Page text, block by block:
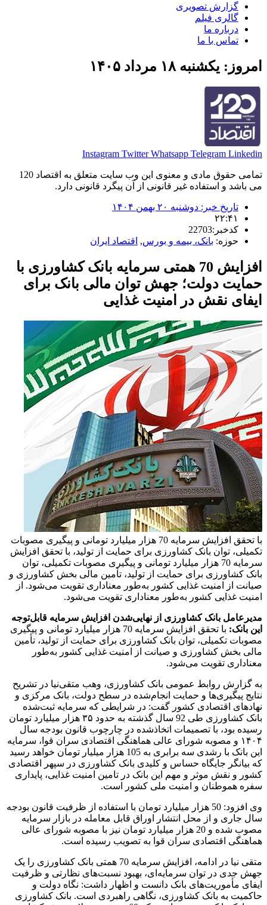
گزارش تصویری
گالری فیلم
درباره ما
تماس با ما
امروز: یکشنبه ۱۸ مرداد ۱۴۰۵
Instagram Twitter Whatsapp Telegram Linkedin
تمامی حقوق مادی و معنوی این وب سایت متعلق به اقتصاد 120
می باشد و استفاده غیر قانونی از آن پیگرد قانونی دارد.
تاریخ خبر: دوشنبه ۲۰ بهمن ۱۴۰۴
۲۲:۴۱
کدخبر:22703
حوزه: بانک، بیمه و بورس, اقتصاد ایران
افزایش 70 همتی سرمایه بانک کشاورزی با
حمایت دولت؛ جهش توان مالی بانک برای
ایفای نقش در امنیت غذایی
با تحقق افزایش سرمایه 70 هزار میلیارد تومانی و پیگیری مصوبات
تکمیلی، توان بانک کشاورزی برای حمایت از تولید، با تحقق افزایش
سرمایه 70 هزار میلیارد تومانی و پیگیری مصوبات تکمیلی، توان
بانک کشاورزی برای حمایت از تولید، تأمین مالی بخش کشاورزی و
صیانت از امنیت غذایی کشور به‌طور معناداری تقویت می‌شود. از
امنیت غذایی کشور به‌طور معناداری تقویت می‌شود.
مدیرعامل بانک کشاورزی از نهایی‌شدن افزایش سرمایه قابل‌توجه
این بانک:
با تحقق افزایش سرمایه 70 هزار میلیارد تومانی و پیگیری
مصوبات تکمیلی، توان بانک کشاورزی برای حمایت از تولید، تأمین
مالی بخش کشاورزی و صیانت از امنیت غذایی کشور به‌طور
معناداری تقویت می‌شود.
به گزارش روابط عمومی بانک کشاورزی، وهب متقی‌نیا در تشریح
نتایج پیگیری‌ها و حمایت انجام‌شده در سطح دولت، بانک مرکزی و
نهادهای اقتصادی کشور گفت: در شرایطی که سرمایه ثبت‌شده
بانک کشاورزی طی 92 سال گذشته به حدود ۳۵ هزار میلیارد تومان
رسیده بود، با تصمیمات اتخاذشده در چارچوب قانون بودجه سال
۱۴۰۴ و مصوبه شورای عالی هماهنگی اقتصادی سران قوا، سرمایه
این بانک با رشدی سه برابری به 105 هزار میلیار تومان خواهد رسید
که بیانگر جایگاه حساس و کلیدی بانک کشاورزی در سپهر اقتصادی
کشور و نقش موثر و مهم این بانک در تامین امنیت غذایی، پایداری
سفره هموطنان و امنیت ملی کشور است.
وی افزود: 50 هزار میلیارد تومان با استفاده از ظرفیت قانون بودجه
سال جاری و از محل انتشار اوراق قابل معامله در بازار سرمایه
مصوب شده و 20 هزار میلیارد تومان نیز با مصوبه شورای عالی
هماهنگی اقتصادی سران قوا به تصویب رسیده است.
متقی نیا در ادامه، افزایش سرمایه 70 همتی بانک کشاورزی را یک
جهش جدی در توان سرمایه‌ای، بهبود نسبت‌های نظارتی و ظرفیت
ایفای مأموریت‌های بانک دانست و اظهار داشت: نگاه دولت و
حاکمیت به بانک کشاورزی، نگاهی راهبردی است. بانک کشاورزی